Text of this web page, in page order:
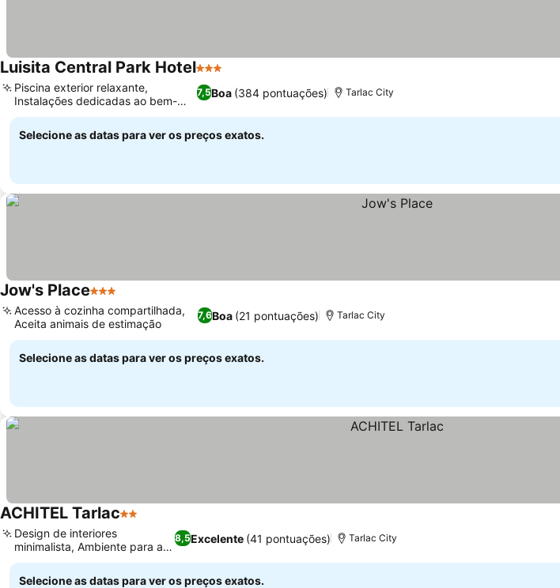
Luisita Central Park Hotel3 Estrelas
7,5Boa (384 pontuações)
Piscina exterior relaxante,
Instalações dedicadas ao bem-
estar
Tarlac City
Selecione as datas para ver os preços exatos.
Jow's Place3 Estrelas
7,6Boa (21 pontuações)
Acesso à cozinha compartilhada,
Aceita animais de estimação
Tarlac City
Selecione as datas para ver os preços exatos.
ACHITEL Tarlac2 Estrelas
8,5Excelente (41 pontuações)
Design de interiores
minimalista, Ambiente para a
família
Tarlac City
Selecione as datas para ver os preços exatos.